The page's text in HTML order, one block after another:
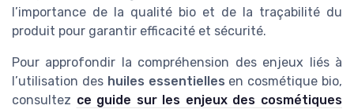
l’importance de la qualité bio et de la traçabilité du
produit pour garantir efficacité et sécurité.
Pour approfondir la compréhension des enjeux liés à
l’utilisation des huiles essentielles en cosmétique bio,
consultez ce guide sur les enjeux des cosmétiques